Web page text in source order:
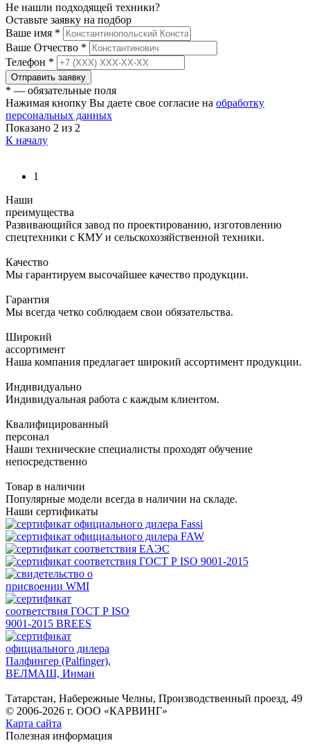
Не нашли подходящей техники?
Оставьте заявку на подбор
Ваше имя *
Ваше Отчество *
Телефон *
Отправить заявку
* — обязательные поля
Нажимая кнопку Вы даете свое согласие на обработку
персональных данных
Показано 2 из 2
К началу
1
Наши
преимущества
Развивающийся завод по проектированию, изготовлению
спецтехники с КМУ и сельскохозяйственной техники.
Качество
Мы гарантируем высочайшее качество продукции.
Гарантия
Мы всегда четко соблюдаем свои обязательства.
Широкий
ассортимент
Наша компания предлагает широкий ассортимент продукции.
Индивидуально
Индивидуальная работа с каждым клиентом.
Квалифицированный
персонал
Наши технические специалисты проходят обучение
непосредственно
Товар в наличии
Популярные модели всегда в наличии на складе.
Наши сертификаты
Татарстан, Набережные Челны, Производственный проезд, 49
© 2006-2026 г. ООО «КАРВИНГ»
Карта сайта
Полезная информация